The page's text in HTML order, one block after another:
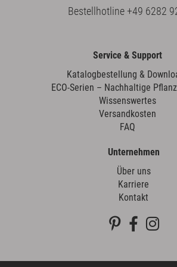
Bestellhotline+49 6282
Service & Support
Katalogbestellung &
ECO-Serien – Nachhaltige
Wissenswertes
Versandkosten
FAQ
Unternehmen
Über uns
Karriere
Kontakt